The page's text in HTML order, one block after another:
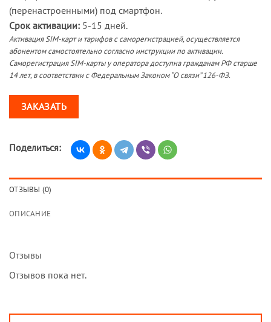
(перенастроенными) под смартфон.
Срок активации: 5-15 дней.
Активация SIM-карт и тарифов с саморегистрацией, осуществляется
абонентом самостоятельно согласно инструкции по активации.
Саморегистрация SIM-карты у оператора доступна гражданам РФ старше
14 лет, в соответствии с Федеральным Законом “О связи” 126-ФЗ.
ЗАКАЗАТЬ
Поделиться:
ОТЗЫВЫ (0)
ОПИСАНИЕ
Отзывы
Отзывов пока нет.